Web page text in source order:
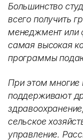
Большинство
всего получить
менеджмент или
самая высокая
программы
При этом
поддерживают
сельское
управление.